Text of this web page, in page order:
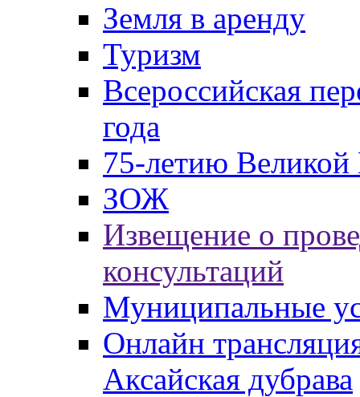
Земля в аренду
Туризм
Всероссийская
года
75-летию
ЗОЖ
Извещение о
консультаций
Муниципальные
Онлайн
Аксайская дубрава